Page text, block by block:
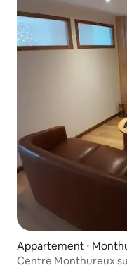
Appartement ⋅
Centre Monthureux